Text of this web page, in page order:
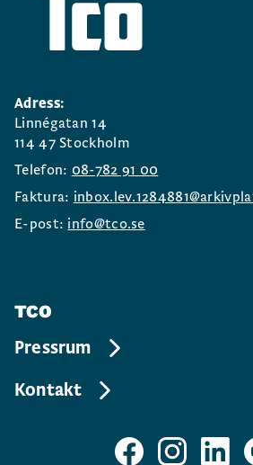
Adress:
Linnégatan 14
114 47 Stockholm
Telefon: 08-782 91 00
Faktura:
E-post: info@tco.se
TCO
Pressrum
Kontakt